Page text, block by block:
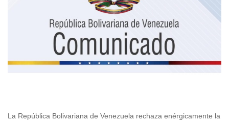
La República Bolivariana de Venezuela rechaza enérgicamente la